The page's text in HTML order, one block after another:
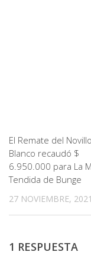
El Remate del Novillo
Blanco recaudó $
6.950.000 para La
Tendida de Bunge
27 NOVIEMBRE, 2021
1 RESPUESTA